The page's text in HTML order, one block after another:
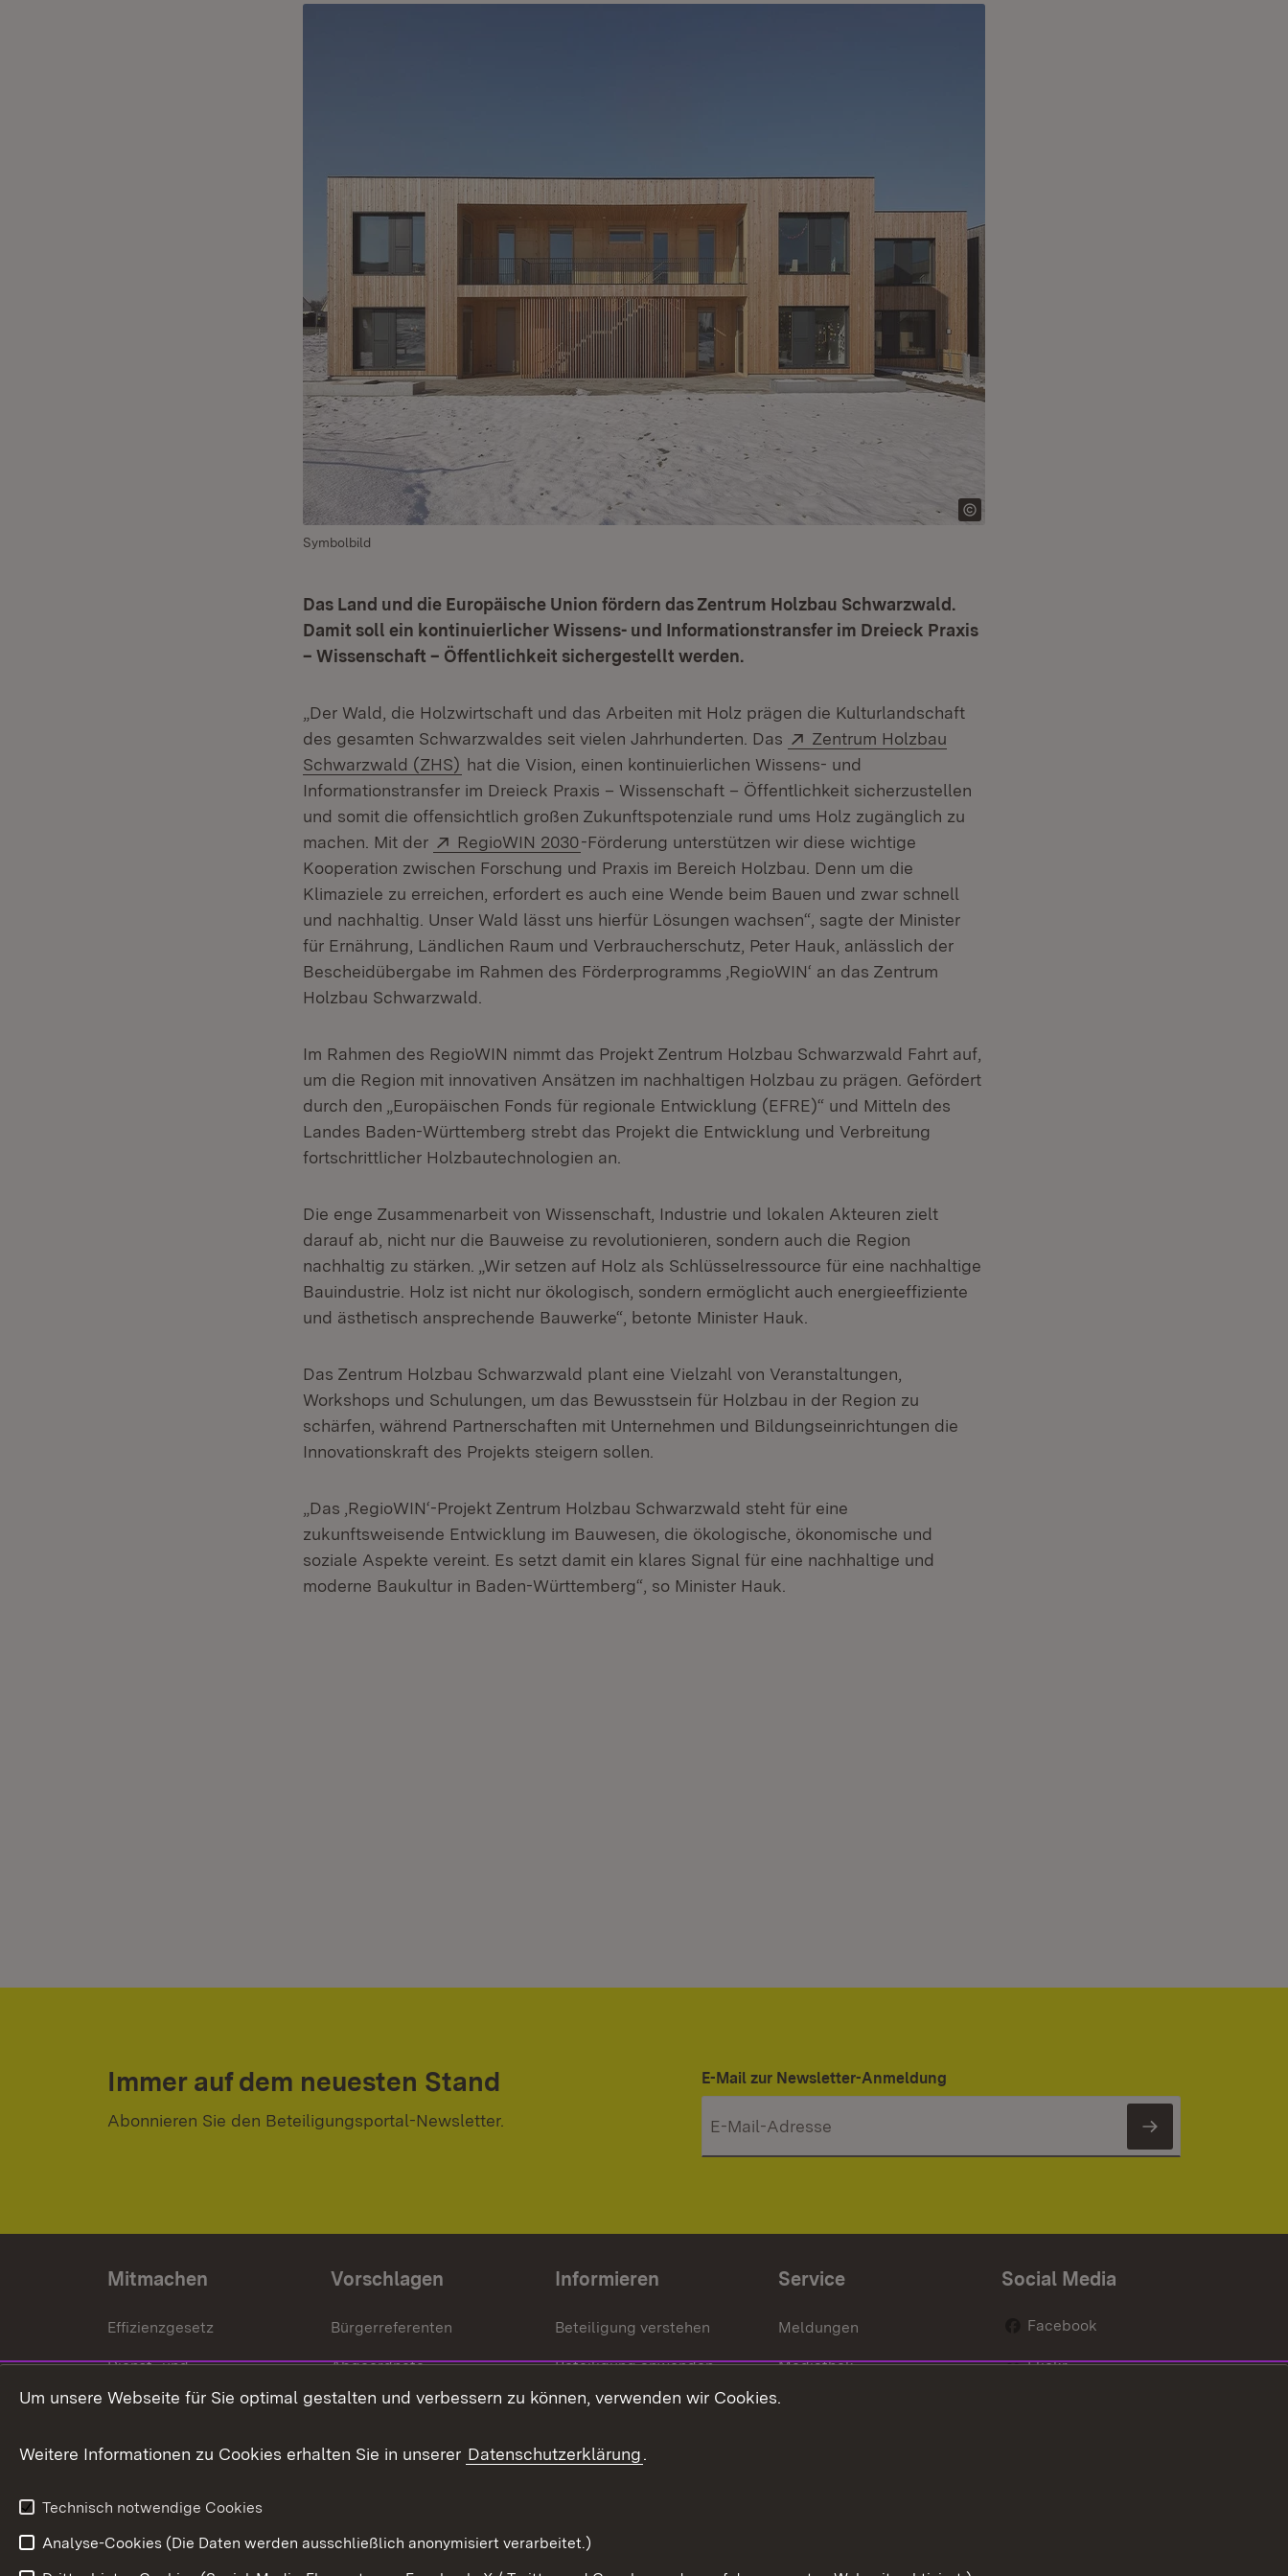
Symbolbild
Das Land und die Europäische Union fördern das Zentrum Holzbau Schwarzwald.
Damit soll ein kontinuierlicher Wissens- und Informationstransfer im Dreieck Praxis
– Wissenschaft – Öffentlichkeit sichergestellt werden.
„Der Wald, die Holzwirtschaft und das Arbeiten mit Holz prägen die Kulturlandschaft
des gesamten Schwarzwaldes seit vielen Jahrhunderten. Das
Extern:
Zentrum Holzbau
Schwarzwald (ZHS) (Öffnet in neuem Fenster)
hat die Vision, einen kontinuierlichen Wissens- und
Informationstransfer im Dreieck Praxis – Wissenschaft – Öffentlichkeit sicherzustellen
und somit die offensichtlich großen Zukunftspotenziale rund ums Holz zugänglich zu
machen. Mit der
Extern:
RegioWIN 2030(Öffnet in neuem Fenster)
-Förderung unterstützen wir diese wichtige
Kooperation zwischen Forschung und Praxis im Bereich Holzbau. Denn um die
Klimaziele zu erreichen, erfordert es auch eine Wende beim Bauen und zwar schnell
und nachhaltig. Unser Wald lässt uns hierfür Lösungen wachsen“, sagte der Minister
für Ernährung, Ländlichen Raum und Verbraucherschutz, Peter Hauk, anlässlich der
Bescheidübergabe im Rahmen des Förderprogramms ,RegioWIN‘ an das Zentrum
Holzbau Schwarzwald.
Im Rahmen des RegioWIN nimmt das Projekt Zentrum Holzbau Schwarzwald Fahrt auf,
um die Region mit innovativen Ansätzen im nachhaltigen Holzbau zu prägen. Gefördert
durch den „Europäischen Fonds für regionale Entwicklung (EFRE)“ und Mitteln des
Landes Baden-Württemberg strebt das Projekt die Entwicklung und Verbreitung
fortschrittlicher Holzbautechnologien an.
Die enge Zusammenarbeit von Wissenschaft, Industrie und lokalen Akteuren zielt
darauf ab, nicht nur die Bauweise zu revolutionieren, sondern auch die Region
nachhaltig zu stärken. „Wir setzen auf Holz als Schlüsselressource für eine nachhaltige
Bauindustrie. Holz ist nicht nur ökologisch, sondern ermöglicht auch energieeffiziente
und ästhetisch ansprechende Bauwerke“, betonte Minister Hauk.
Das Zentrum Holzbau Schwarzwald plant eine Vielzahl von Veranstaltungen,
Workshops und Schulungen, um das Bewusstsein für Holzbau in der Region zu
schärfen, während Partnerschaften mit Unternehmen und Bildungseinrichtungen die
Innovationskraft des Projekts steigern sollen.
„Das ,RegioWIN‘-Projekt Zentrum Holzbau Schwarzwald steht für eine
zukunftsweisende Entwicklung im Bauwesen, die ökologische, ökonomische und
soziale Aspekte vereint. Es setzt damit ein klares Signal für eine nachhaltige und
moderne Baukultur in Baden-Württemberg“, so Minister Hauk.
Immer auf dem neuesten Stand
Abonnieren Sie den Beteiligungsportal-Newsletter.
E-Mail zur Newsletter-Anmeldung
Newsletter
Mitmachen
Effizienzgesetz
Dienst- und
Versorgungsbezüge
Weitere
Vorschlagen
Bürgerreferenten
Abgeordnete
Bürgerbeauftragte
Informieren
Beteiligung verstehen
Beteiligung anwenden
Beteiligung stärken
Service
Meldungen
Mediathek
Publikationen
Social Media
Facebook
Flickr
Um unsere Webseite für Sie optimal gestalten und verbessern zu können, verwenden wir Cookies.
Weitere Informationen zu Cookies erhalten Sie in unserer Datenschutzerklärung.
Technisch notwendige Cookies
Analyse-Cookies (Die Daten werden ausschließlich anonymisiert verarbeitet.)